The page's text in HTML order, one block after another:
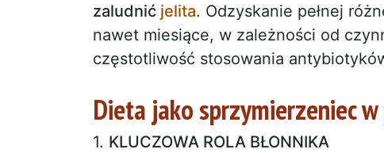
zaludnić jelita. Odzyskanie pełnej
nawet miesiące, w zależności od
częstotliwość stosowania
Dieta jako sprzymierzeniec
1. KLUCZOWA ROLA BŁONNIKA